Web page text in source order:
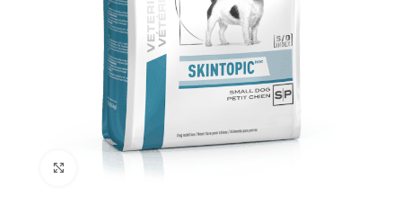
Click to enlarge